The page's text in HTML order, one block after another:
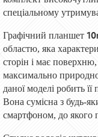
спеціальному
Графічний планшет
областю, яка
сторін і має
максимально
даної моделі робить
Вона сумісна з будь-
смартфоном, до якого